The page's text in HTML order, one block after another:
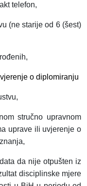
telefon,
(ne starije od 6 (šest)
o diplomiranju
stručno upravnom
uprave ili uvjerenje o
da nije otpušten iz
disciplinske mjere